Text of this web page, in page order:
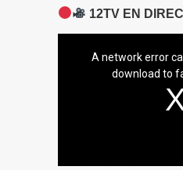
12TV EN
A network error
download to